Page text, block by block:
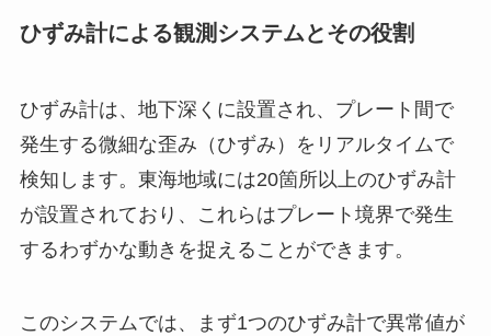
ひずみ計による観測システムとその役割
ひずみ計は、地下深くに設置され、プレート間で
発生する微細な歪み（ひずみ）をリアルタイムで
検知します。東海地域には20箇所以上のひずみ計
が設置されており、これらはプレート境界で発生
するわずかな動きを捉えることができます。
このシステムでは、まず1つのひずみ計で異常値が